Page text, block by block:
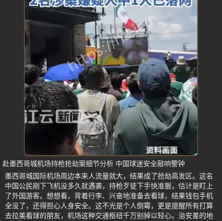
赴墨西哥城机场持枪抢劫案细节分析 中国球迷安全敲响警钟
墨西哥城国际机场周边本来人流量就大，结果成了抢劫高发区。这名
中国公民刚下飞机没多久就遇袭，持枪歹徒下手快准狠，估计是盯上
了外国游客。想想看，背着行李、兴奋地准备去看球，结果钱包手机
全没了，还得担心人身安全。这不光是个人倒霉，更是提醒所有打算
去拉美看球的朋友，机场这种交通枢纽千万别掉以轻心。治安差的地